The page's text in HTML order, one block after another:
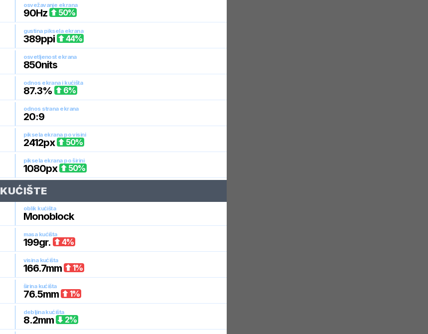
osvežavanje ekrana
90Hz 50%
gustina piksela ekrana
389ppi 44%
osvetljenost ekrana
850nits
odnos ekrana i kućišta
87.3% 6%
odnos strana ekrana
20:9
piksela ekrana po visini
2412px 50%
piksela ekrana po širini
1080px 50%
KUĆIŠTE
oblik kućišta
Monoblock
masa kućišta
199gr. 4%
visina kućišta
166.7mm 1%
širina kućišta
76.5mm 1%
debljina kućišta
8.2mm 2%